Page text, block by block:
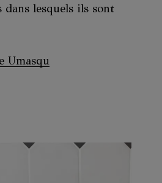
dans lesquels ils sont
Umasqu